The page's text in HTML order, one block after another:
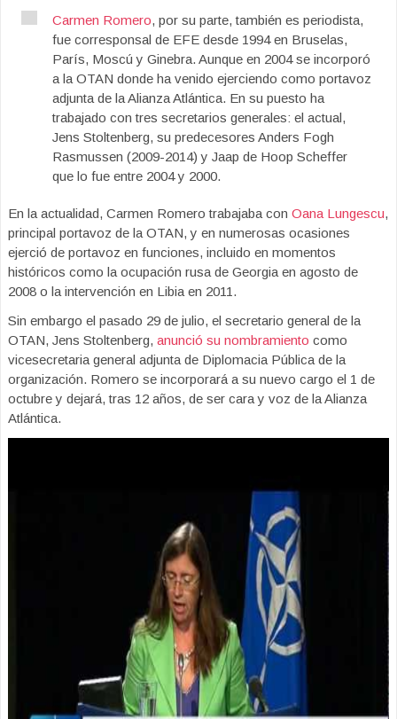
Carmen Romero, por su parte, también es periodista,
fue corresponsal de EFE desde 1994 en Bruselas,
París, Moscú y Ginebra. Aunque en 2004 se incorporó
a la OTAN donde ha venido ejerciendo como portavoz
adjunta de la Alianza Atlántica. En su puesto ha
trabajado con tres secretarios generales: el actual,
Jens Stoltenberg, su predecesores Anders Fogh
Rasmussen (2009-2014) y Jaap de Hoop Scheffer
que lo fue entre 2004 y 2000.
En la actualidad, Carmen Romero trabajaba con Oana Lungescu,
principal portavoz de la OTAN, y en numerosas ocasiones
ejerció de portavoz en funciones, incluido en momentos
históricos como la ocupación rusa de Georgia en agosto de
2008 o la intervención en Libia en 2011.
Sin embargo el pasado 29 de julio, el secretario general de la
OTAN, Jens Stoltenberg, anunció su nombramiento como
vicesecretaria general adjunta de Diplomacia Pública de la
organización. Romero se incorporará a su nuevo cargo el 1 de
octubre y dejará, tras 12 años, de ser cara y voz de la Alianza
Atlántica.